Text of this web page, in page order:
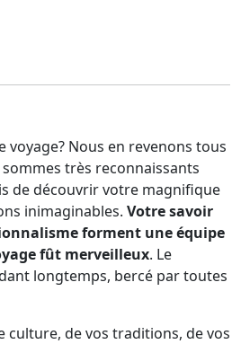
voyage? Nous en revenons tous
très reconnaissants
de découvrir votre magnifique
inimaginables. Votre savoir
forment une équipe
fût merveilleux. Le
longtemps, bercé par toutes
culture, de vos traditions, de vos